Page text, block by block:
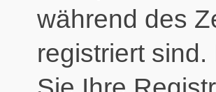
während des
registriert